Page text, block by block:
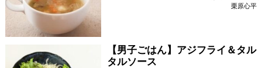
栗原心平
【男子ごはん】アジフライ＆タル
タルソース